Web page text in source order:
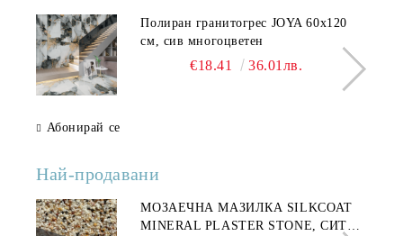
Полиран гранитогрес JOYA 60x120
см, сив многоцветен
€18.41 36.01лв.
Абонирай се
Най-продавани
МОЗАЕЧНА МАЗИЛКА SILKCOAT
MINERAL PLASTER STONE, СИТЕН